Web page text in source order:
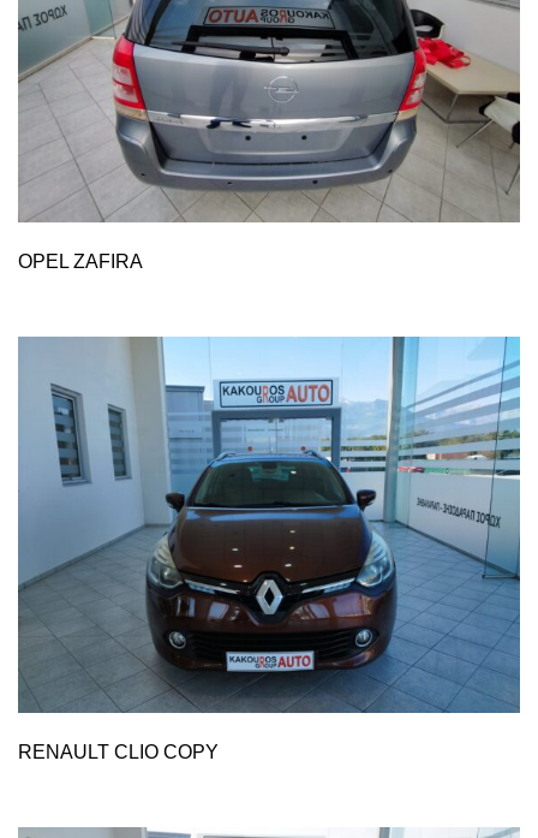
OPEL ZAFIRA
RENAULT CLIO COPY